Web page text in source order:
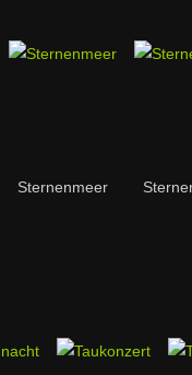
Sternenmeer